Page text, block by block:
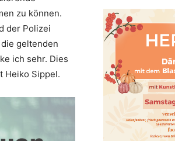
zu können.
der Polizei
geltenden
ich sehr. Dies
Heiko Sippel.